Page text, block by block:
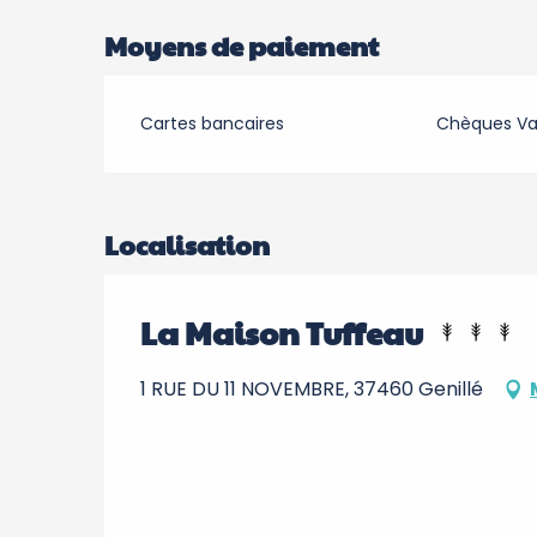
Moyens de paiement
Cartes bancaires Chèques
Localisation
La Maison Tuffeau
1 RUE DU 11 NOVEMBRE, 37460 Genillé